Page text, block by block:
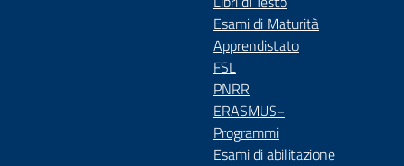
Esami di Maturità
Apprendistato
FSL
PNRR
ERASMUS+
Programmi
Esami di abilitazione